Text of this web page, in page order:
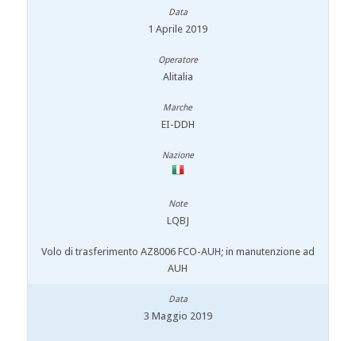
1 Aprile 2019
Alitalia
EI-DDH
LQBJ
Volo di trasferimento AZ8006 FCO-AUH; in manutenzione ad
AUH
3 Maggio 2019